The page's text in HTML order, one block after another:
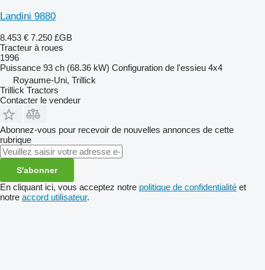
Landini 9880
8.453 € 7.250 £GB
Tracteur à roues
1996
Puissance 93 ch (68.36 kW) Configuration de l'essieu 4x4
Royaume-Uni, Trillick
Trillick Tractors
Contacter le vendeur
Abonnez-vous pour recevoir de nouvelles annonces de cette
rubrique
S'abonner
En cliquant ici, vous acceptez notre politique de confidentialité et
notre accord utilisateur.